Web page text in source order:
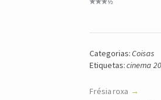
Categorias:Coisas
Etiquetas:cinema
Frésia roxa